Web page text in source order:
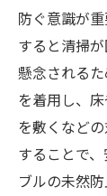
防ぐ意識が
すると清掃
懸念される
を着用し、
を敷くなど
することで
ブルの未然防